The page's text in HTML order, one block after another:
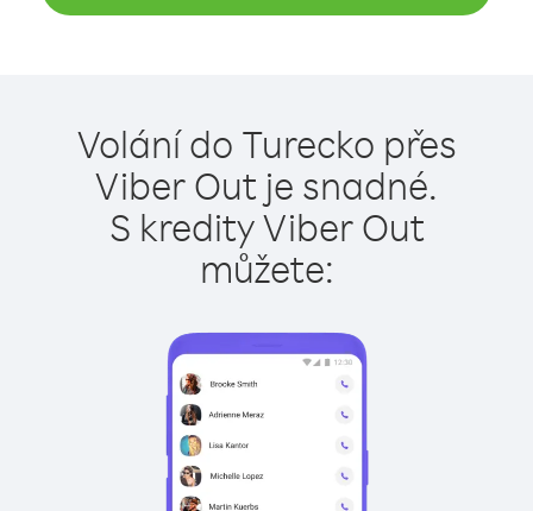
Volání do Turecko přes
Viber Out je snadné.
S kredity Viber Out
můžete: